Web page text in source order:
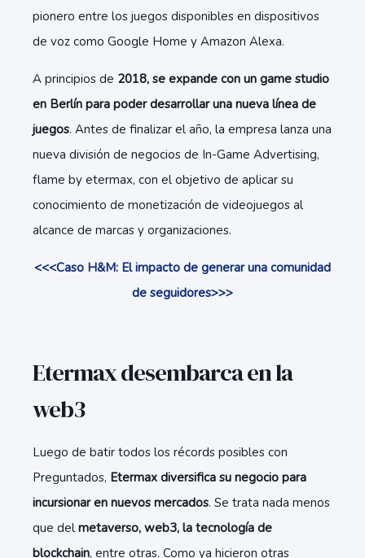
pionero entre los juegos disponibles en dispositivos
de voz como Google Home​ y Amazon Alexa.
A principios de 2018, se expande con un game studio
en Berlín para poder desarrollar una nueva línea de
juegos. Antes de finalizar el año, la empresa lanza una
nueva división de negocios de In-Game Advertising,
flame by etermax, con el objetivo de aplicar su
conocimiento de monetización de videojuegos al
alcance de marcas y organizaciones.
<<<Caso H&M: El impacto de generar una comunidad
de seguidores>>>
Etermax desembarca en la
web3
Luego de batir todos los récords posibles con
Preguntados, Etermax diversifica su negocio para
incursionar en nuevos mercados. Se trata nada menos
que del metaverso, web3, la tecnología de
blockchain, entre otras. Como ya hicieron otras